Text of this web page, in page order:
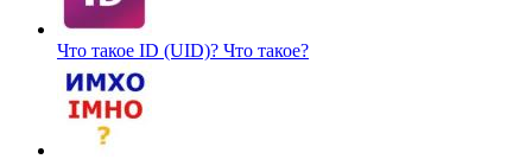
Что такое ID (UID)? Что такое?